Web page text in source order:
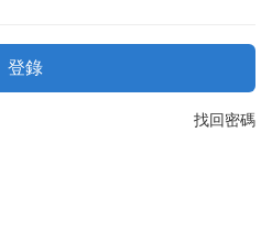
登錄
找回密碼